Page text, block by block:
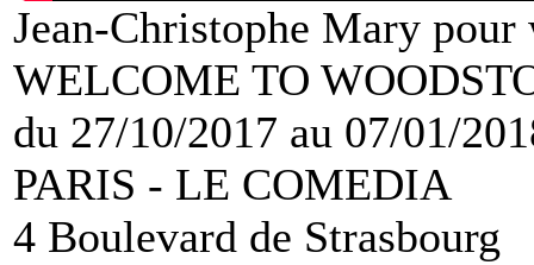
Jean-Christophe Mary
WELCOME TO
du 27/10/2017 au 07/01/
PARIS - LE COMEDIA
4 Boulevard de Strasbourg